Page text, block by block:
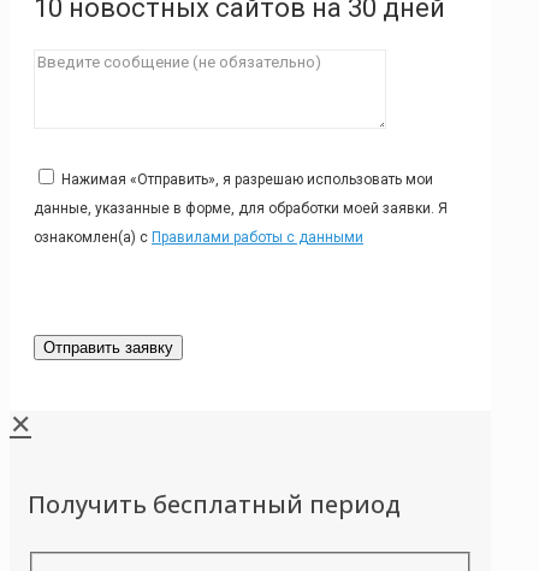
10 новостных сайтов на 30 дней
Нажимая «Отправить», я разрешаю использовать мои
данные, указанные в форме, для обработки моей заявки. Я
ознакомлен(а) с Правилами работы с данными
✕
Получить бесплатный период